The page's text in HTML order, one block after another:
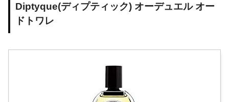
Diptyque(ディプティック) オーデュエル オー
ドトワレ